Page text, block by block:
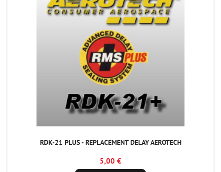
RDK-21 PLUS - REPLACEMENT DELAY AEROTECH
5,00 €